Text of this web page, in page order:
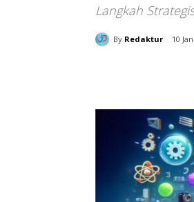
Langkah
By Redaktur 10